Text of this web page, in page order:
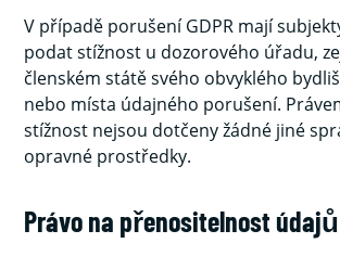
V případě porušení GDPR mají
podat stížnost u dozorového úřadu,
členském státě svého obvyklého
nebo místa údajného porušení.
stížnost nejsou dotčeny žádné jiné
opravné prostředky.
Právo na přenositelnost údajů